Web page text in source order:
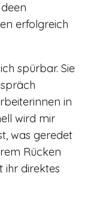
erfolgreich
spürbar. Sie
in
wird mir
was geredet
Rücken
ihr direktes